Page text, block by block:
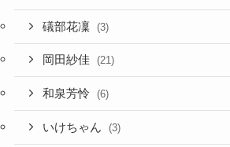
礒部花凜 (3)
岡田紗佳 (21)
和泉芳怜 (6)
いけちゃん (3)